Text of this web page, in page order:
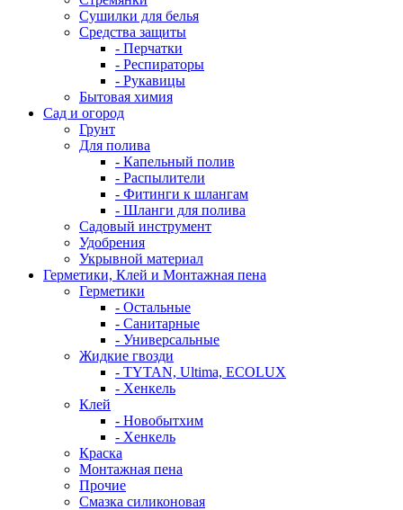
Сушилки для белья
Средства защиты
- Перчатки
- Респираторы
- Рукавицы
Бытовая химия
Сад и огород
Грунт
Для полива
- Капельный полив
- Распылители
- Фитинги к шлангам
- Шланги для полива
Садовый инструмент
Удобрения
Укрывной материал
Герметики, Клей и Монтажная пена
Герметики
- Остальные
- Санитарные
- Универсальные
Жидкие гвозди
- TYTAN, Ultima, ECOLUX
- Хенкель
Клей
- Новобытхим
- Хенкель
Краска
Монтажная пена
Прочие
Смазка силиконовая